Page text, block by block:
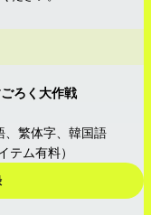
ろく大作戦
、繁体字、韓国語
テム有料）